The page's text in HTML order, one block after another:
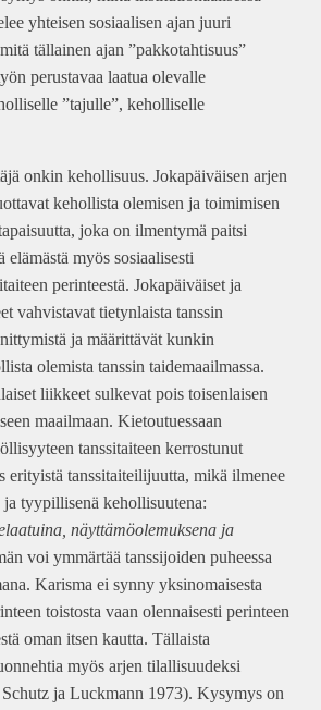
yhteisen sosiaalisen ajan juuri
tällainen ajan ”pakkotahtisuus”
perustavaa laatua olevalle
”tajulle”, keholliselle
onkin kehollisuus. Jokapäiväisen arjen
kehollista olemisen ja toimimisen
joka on ilmentymä paitsi
elämästä myös sosiaalisesti
perinteestä. Jokapäiväiset ja
vahvistavat tietynlaista tanssin
ja määrittävät kunkin
olemista tanssin taidemaailmassa.
liikkeet sulkevat pois toisenlaisen
maailmaan. Kietoutuessaan
tanssitaiteen kerrostunut
erityistä tanssitaiteilijuutta, mikä ilmenee
tyypillisenä kehollisuutena:
näyttämöolemuksena ja
voi ymmärtää tanssijoiden puheessa
Karisma ei synny yksinomaisesta
toistosta vaan olennaisesti perinteen
oman itsen kautta. Tällaista
myös arjen tilallisuudeksi
ja Luckmann 1973). Kysymys on